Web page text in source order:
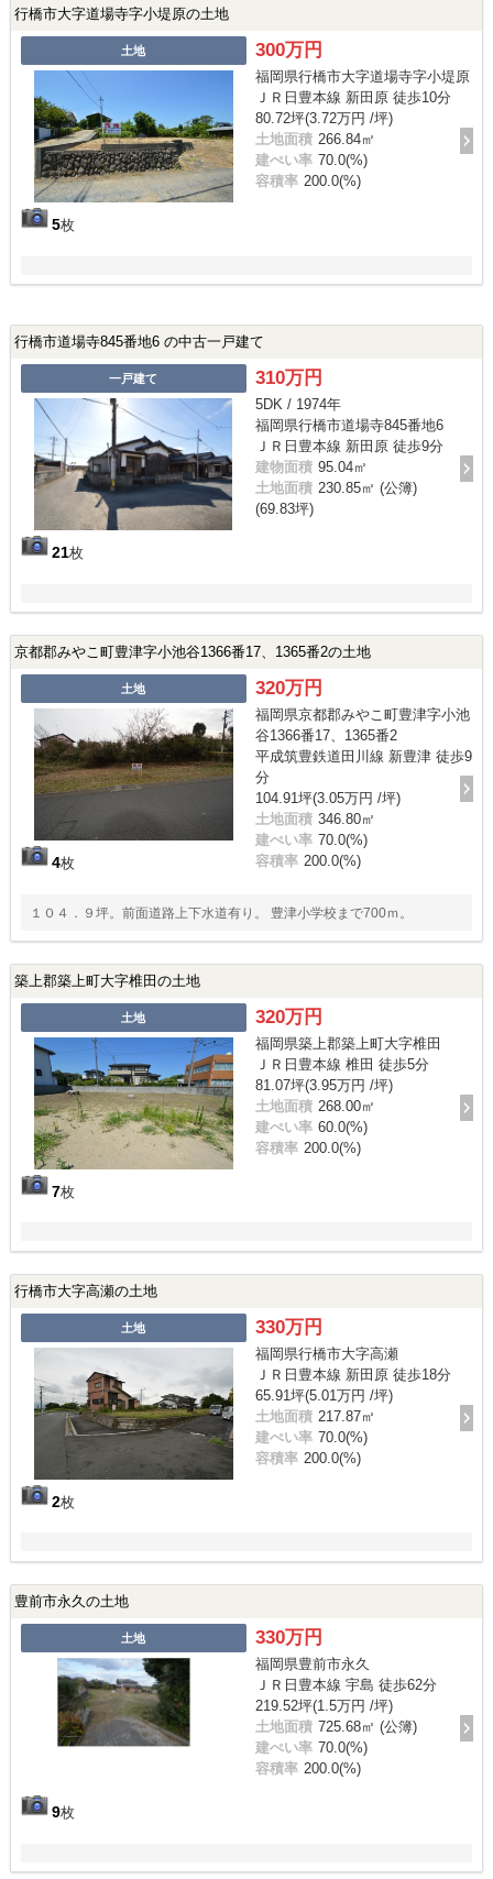
行橋市大字道場寺字小堤原の土地
土地
5枚
300万円
福岡県行橋市大字道場寺字小堤原
ＪＲ日豊本線 新田原 徒歩10分
80.72坪(3.72万円 /坪)
土地面積 266.84㎡
建ぺい率 70.0(%)
容積率 200.0(%)
行橋市道場寺845番地6 の中古一戸建て
一戸建て
21枚
310万円
5DK / 1974年
福岡県行橋市道場寺845番地6
ＪＲ日豊本線 新田原 徒歩9分
建物面積 95.04㎡
土地面積 230.85㎡ (公簿)
(69.83坪)
京都郡みやこ町豊津字小池谷1366番17、1365番2の土地
土地
4枚
320万円
福岡県京都郡みやこ町豊津字小池
谷1366番17、1365番2
平成筑豊鉄道田川線 新豊津 徒歩9
分
104.91坪(3.05万円 /坪)
土地面積 346.80㎡
建ぺい率 70.0(%)
容積率 200.0(%)
１０４．９坪。前面道路上下水道有り。 豊津小学校まで700ｍ。
築上郡築上町大字椎田の土地
土地
7枚
320万円
福岡県築上郡築上町大字椎田
ＪＲ日豊本線 椎田 徒歩5分
81.07坪(3.95万円 /坪)
土地面積 268.00㎡
建ぺい率 60.0(%)
容積率 200.0(%)
行橋市大字高瀬の土地
土地
2枚
330万円
福岡県行橋市大字高瀬
ＪＲ日豊本線 新田原 徒歩18分
65.91坪(5.01万円 /坪)
土地面積 217.87㎡
建ぺい率 70.0(%)
容積率 200.0(%)
豊前市永久の土地
土地
9枚
330万円
福岡県豊前市永久
ＪＲ日豊本線 宇島 徒歩62分
219.52坪(1.5万円 /坪)
土地面積 725.68㎡ (公簿)
建ぺい率 70.0(%)
容積率 200.0(%)